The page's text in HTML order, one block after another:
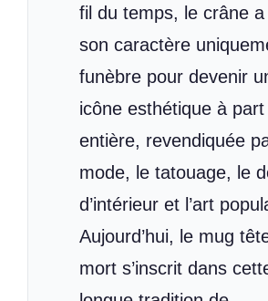
fil du temps, le crâne a
son caractère
funèbre pour devenir
icône esthétique à part
entière, revendiquée
mode, le tatouage, le
d’intérieur et l’art
Aujourd’hui, le mug
mort s’inscrit dans